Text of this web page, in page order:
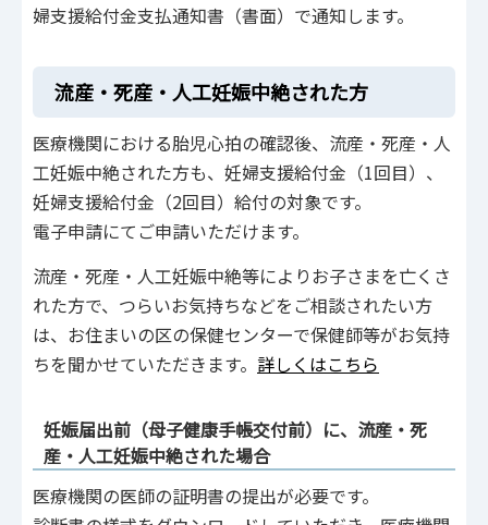
婦支援給付金支払通知書（書面）で通知します。
流産・死産・人工妊娠中絶された方
医療機関における胎児心拍の確認後、流産・死産・人
工妊娠中絶された方も、妊婦支援給付金（1回目）、
妊婦支援給付金（2回目）給付の対象です。
電子申請にてご申請いただけます。
流産・死産・人工妊娠中絶等によりお子さまを亡くさ
れた方で、つらいお気持ちなどをご相談されたい方
は、お住まいの区の保健センターで保健師等がお気持
ちを聞かせていただきます。 詳しくはこちら
妊娠届出前（母子健康手帳交付前）に、流産・死
産・人工妊娠中絶された場合
医療機関の医師の証明書の提出が必要です。